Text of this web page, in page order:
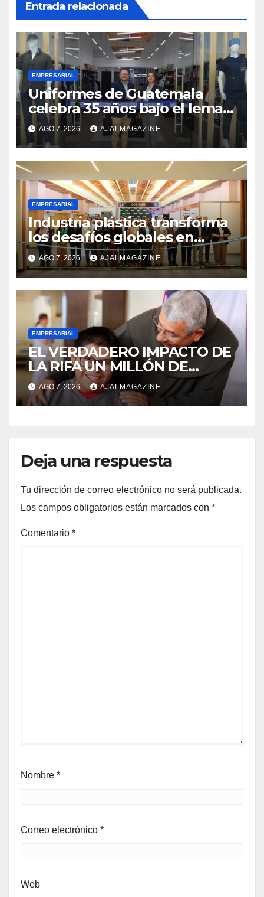
Entrada relacionada
EMPRESARIAL
Uniformes de Guatemala
celebra 35 años bajo el lema
«Hechos para destacar» y
continúa su expansión
nacional
AGO 7, 2026 AJALMAGAZINE
EMPRESARIAL
Industria plástica transforma
los desafíos globales en
innovación y nuevas
oportunidades de negocio
AGO 7, 2026 AJALMAGAZINE
EMPRESARIAL
EL VERDADERO IMPACTO DE
LA RIFA UN MILLÓN DE
AMIGOS HOY POR TI,
MAÑANA POR MÍ
AGO 7, 2026 AJALMAGAZINE
Deja una respuesta
Tu dirección de correo electrónico no será publicada.
Los campos obligatorios están marcados con *
Comentario *
Nombre *
Correo electrónico *
Web